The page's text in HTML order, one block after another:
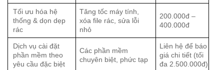
Tối ưu hóa hệ
thống & dọn dẹp
rác
Tăng tốc máy tính,
xóa file rác, sửa lỗi
nhỏ
200.000đ –
400.000đ
Dịch vụ cài đặt
phần mềm theo
yêu cầu đặc biệt
Các phần mềm
chuyên biệt, phức tạp
Liên hệ để báo
giá chi tiết (tối
đa 2.500.000đ)